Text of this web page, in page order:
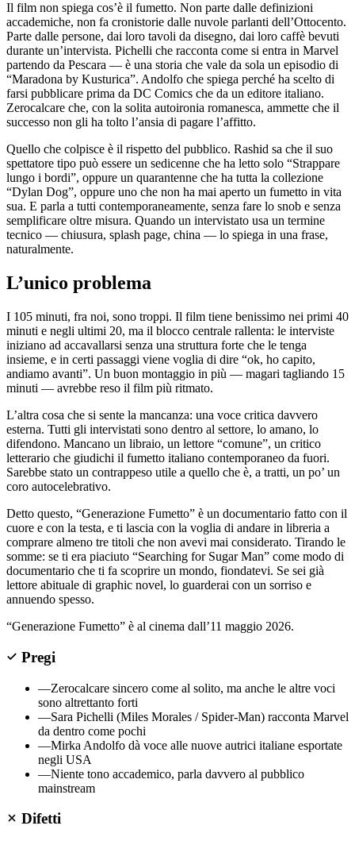
Il film non spiega cos’è il fumetto. Non parte dalle definizioni
accademiche, non fa cronistorie dalle nuvole parlanti dell’Ottocento.
Parte dalle persone, dai loro tavoli da disegno, dai loro caffè bevuti
durante un’intervista. Pichelli che racconta come si entra in Marvel
partendo da Pescara — è una storia che vale da sola un episodio di
“Maradona by Kusturica”. Andolfo che spiega perché ha scelto di
farsi pubblicare prima da DC Comics che da un editore italiano.
Zerocalcare che, con la solita autoironia romanesca, ammette che il
successo non gli ha tolto l’ansia di pagare l’affitto.
Quello che colpisce è il rispetto del pubblico. Rashid sa che il suo
spettatore tipo può essere un sedicenne che ha letto solo “Strappare
lungo i bordi”, oppure un quarantenne che ha tutta la collezione
“Dylan Dog”, oppure uno che non ha mai aperto un fumetto in vita
sua. E parla a tutti contemporaneamente, senza fare lo snob e senza
semplificare oltre misura. Quando un intervistato usa un termine
tecnico — chiusura, splash page, china — lo spiega in una frase,
naturalmente.
L’unico problema
I 105 minuti, fra noi, sono troppi. Il film tiene benissimo nei primi 40
minuti e negli ultimi 20, ma il blocco centrale rallenta: le interviste
iniziano ad accavallarsi senza una struttura forte che le tenga
insieme, e in certi passaggi viene voglia di dire “ok, ho capito,
andiamo avanti”. Un buon montaggio in più — magari tagliando 15
minuti — avrebbe reso il film più ritmato.
L’altra cosa che si sente la mancanza: una voce critica davvero
esterna. Tutti gli intervistati sono dentro al settore, lo amano, lo
difendono. Mancano un libraio, un lettore “comune”, un critico
letterario che giudichi il fumetto italiano contemporaneo da fuori.
Sarebbe stato un contrappeso utile a quello che è, a tratti, un po’ un
coro autocelebrativo.
Detto questo, “Generazione Fumetto” è un documentario fatto con il
cuore e con la testa, e ti lascia con la voglia di andare in libreria a
comprare almeno tre titoli che non avevi mai considerato. Tirando le
somme: se ti era piaciuto “Searching for Sugar Man” come modo di
documentario che ti fa scoprire un mondo, fiondatevi. Se sei già
lettore abituale di graphic novel, lo guarderai con un sorriso e
annuendo spesso.
“Generazione Fumetto” è al cinema dall’11 maggio 2026.
Pregi
—Zerocalcare sincero come al solito, ma anche le altre voci
sono altrettanto forti
—Sara Pichelli (Miles Morales / Spider-Man) racconta Marvel
da dentro come pochi
—Mirka Andolfo dà voce alle nuove autrici italiane esportate
negli USA
—Niente tono accademico, parla davvero al pubblico
mainstream
Difetti